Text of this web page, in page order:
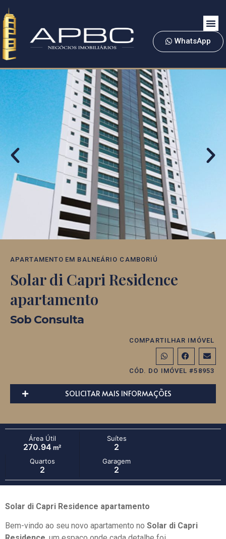
WhatsApp
APARTAMENTO EM BALNEÁRIO CAMBORIÚ
Solar di Capri Residence
apartamento
Sob Consulta
COMPARTILHAR IMÓVEL
CÓD. DO IMÓVEL #58953
SOLICITAR MAIS INFORMAÇÕES
Área Útil
270.94 m²
Suítes
2
Quartos
2
Garagem
2
Solar di Capri Residence apartamento
Bem-vindo ao seu novo apartamento no Solar di Capri